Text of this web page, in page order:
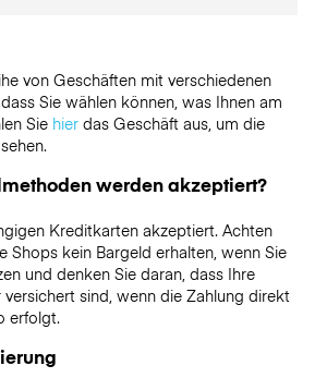
von Geschäften mit verschiedenen
Sie wählen können, was Ihnen am
Sie hierdas Geschäft aus, um die
werden akzeptiert?
Kreditkarten akzeptiert. Achten
Shops kein Bargeld erhalten, wenn Sie
und denken Sie daran, dass Ihre
sind, wenn die Zahlung direkt
erfolgt.